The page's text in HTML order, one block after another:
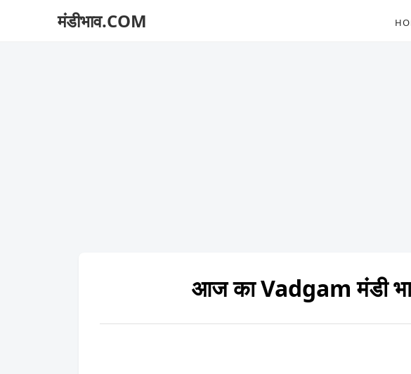
मंडीभाव.COM
आज का Vadgam मंडी